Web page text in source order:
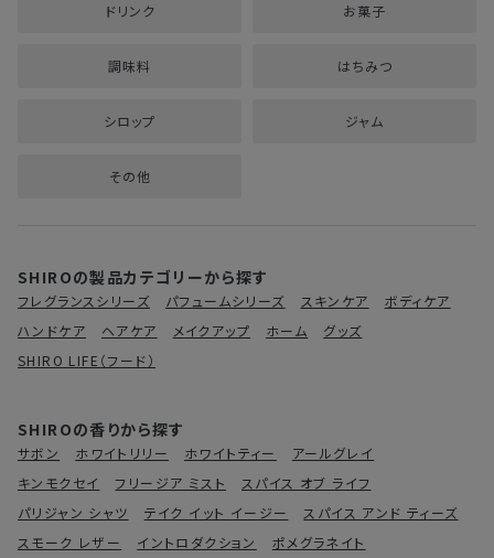
ドリンク お菓子
調味料 はちみつ
シロップ ジャム
その他
SHIROの製品カテゴリーから探す
フレグランスシリーズ パフュームシリーズ スキンケア
ボディケア
ハンドケア
ヘアケア メイクアップ ホーム
グッズ
SHIRO LIFE（フード）
SHIROの香りから探す
サボン ホワイトリリー ホワイトティー
アールグレイ
キンモクセイ
フリージア ミスト
スパイス オブ ライフ
パリジャン シャツ
テイク イット イージー
スパイス アンド ティーズ
スモーク レザー
イントロダクション
ポメグラネイト